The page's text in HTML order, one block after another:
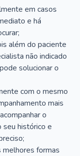
em casos
e há
além do paciente
não indicado
solucionar o
com o mesmo
mais
o
seu histórico e
melhores formas